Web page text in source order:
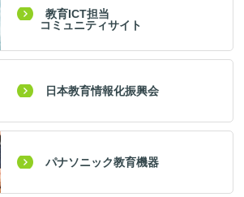
教育ICT担当
コミュニティサイト
日本教育情報化振興会
パナソニック教育機器